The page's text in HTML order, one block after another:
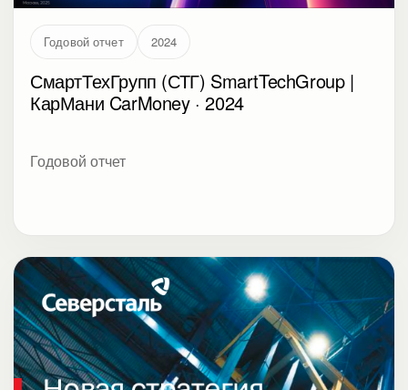
Годовой отчет 2024
СмартТехГрупп (СТГ) SmartTechGroup |
КарМани CarMoney · 2024
Годовой отчет